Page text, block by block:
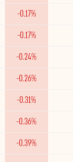
-0.17%
-0.17%
-0.24%
-0.26%
-0.31%
-0.36%
-0.39%